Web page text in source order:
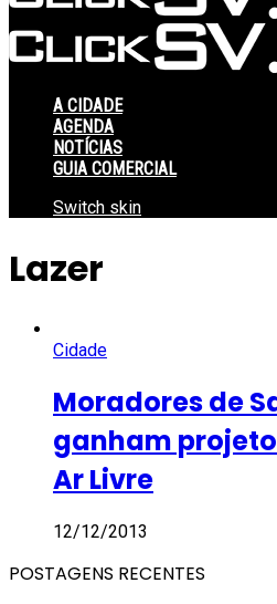
A CIDADE
AGENDA
NOTÍCIAS
GUIA COMERCIAL
Switch skin
Lazer
Cidade
Moradores de
ganham
Ar Livre
12/12/2013
POSTAGENS RECENTES